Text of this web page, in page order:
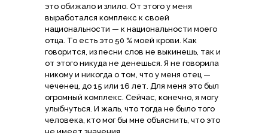
это обижало и злило. От этого у меня
выработался комплекс к своей
национальности — к национальности моего
отца. То есть это 50 % моей крови. Как
говорится, из песни слов не выкинешь, так и
от этого никуда не денешься. Я не говорила
никому и никогда о том, что у меня отец —
чеченец, до 15 или 16 лет. Для меня это был
огромный комплекс. Сейчас, конечно, я могу
улыбнуться. И жаль, что тогда не было того
человека, кто мог бы мне объяснить, что это